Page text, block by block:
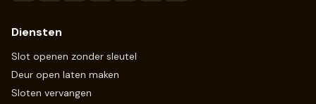
Diensten
Slot openen zonder sleutel
Deur open laten maken
Sloten vervangen